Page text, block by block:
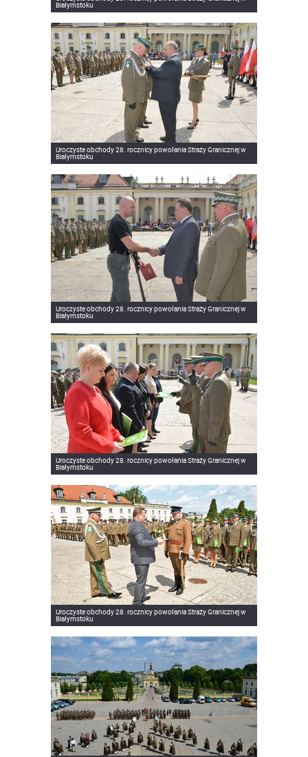
Białymstoku
Uroczyste obchody 28. rocznicy powołania Straży Granicznej w
Białymstoku
Uroczyste obchody 28. rocznicy powołania Straży Granicznej w
Białymstoku
Uroczyste obchody 28. rocznicy powołania Straży Granicznej w
Białymstoku
Uroczyste obchody 28. rocznicy powołania Straży Granicznej w
Białymstoku